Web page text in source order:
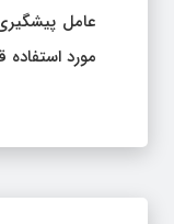
عامل
مورد استفاده